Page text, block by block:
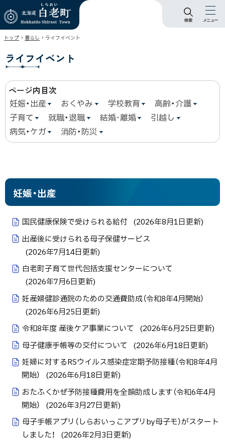
北海道 白老町
Hokkaido Shiraoi
Town
メニュー
検索
トップ › 暮らし › ライフイベント
ライフイベント
ページ内目次
妊娠・出産
おくやみ 学校教育
高齢・介護
子育て
就職・退職 結婚･離婚
引越し
病気・ケガ
消防・防災
妊娠・出産
国民健康保険で受けられる給付 (2026年8月1日更新)
出産後に受けられる母子保健サービス
(2026年7月14日更新)
白老町子育て世代包括支援センターについて
(2026年7月6日更新)
妊産婦健診通院のための交通費助成（令和8年4月開始）
(2026年6月25日更新)
令和8年度 産後ケア事業について (2026年6月25日更新)
母子健康手帳等の交付について (2026年6月18日更新)
妊婦に対するRSウイルス感染症定期予防接種（令和8年4月
開始）
(2026年6月18日更新)
おたふくかぜ予防接種費用を全額助成します（令和6年4月
開始）
(2026年3月27日更新)
母子手帳アプリ（しらおいっこアプリby母子モ）がスタート
しました！
(2026年2月3日更新)